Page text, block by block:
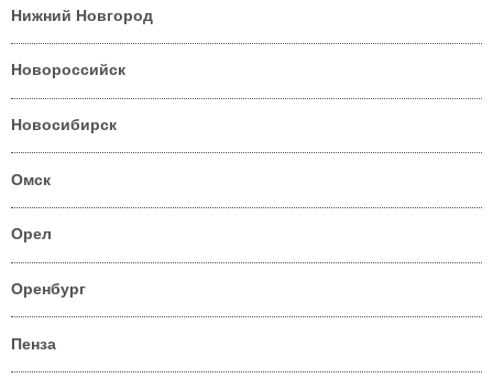
Нижний Новгород
Новороссийск
Новосибирск
Омск
Орел
Оренбург
Пенза